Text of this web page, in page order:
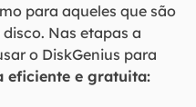
para aqueles que são
Nas etapas a
o DiskGenius para
eficiente e gratuita: